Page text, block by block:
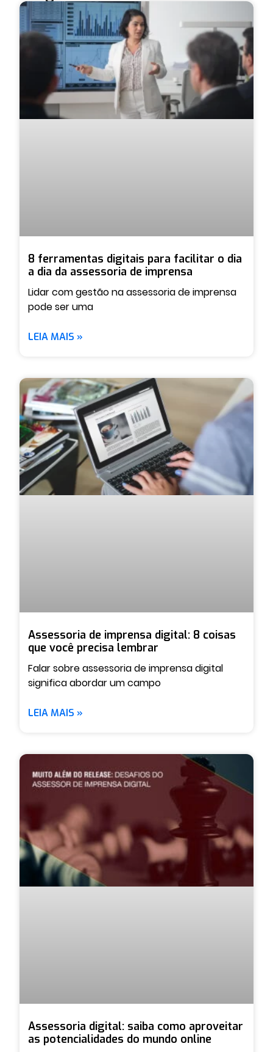
8 ferramentas digitais para facilitar o dia
a dia da assessoria de imprensa
Lidar com gestão na assessoria de imprensa
pode ser uma
LEIA MAIS »
Assessoria de imprensa digital: 8 coisas
que você precisa lembrar
Falar sobre assessoria de imprensa digital
significa abordar um campo
LEIA MAIS »
Assessoria digital: saiba como aproveitar
as potencialidades do mundo online